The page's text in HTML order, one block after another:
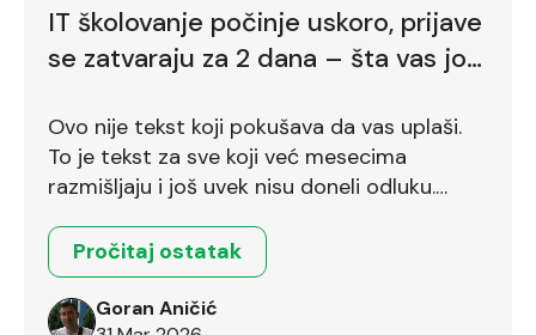
IT školovanje počinje uskoro, prijave
se zatvaraju za 2 dana – šta vas još
Ovo nije tekst koji pokušava da vas uplaši.
To je tekst za sve koji već mesecima
razmišljaju i još uvek nisu doneli odluku.
Pročitaj ostatak
Goran Aničić